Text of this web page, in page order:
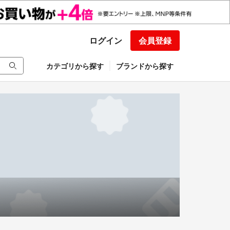
ログイン 会員登録
カテゴリから探す ブランドから探す